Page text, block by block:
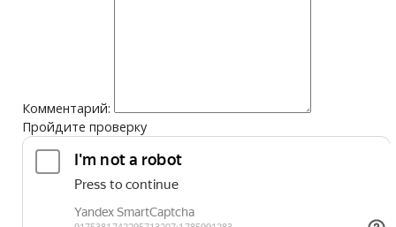
Комментарий:
Пройдите проверку